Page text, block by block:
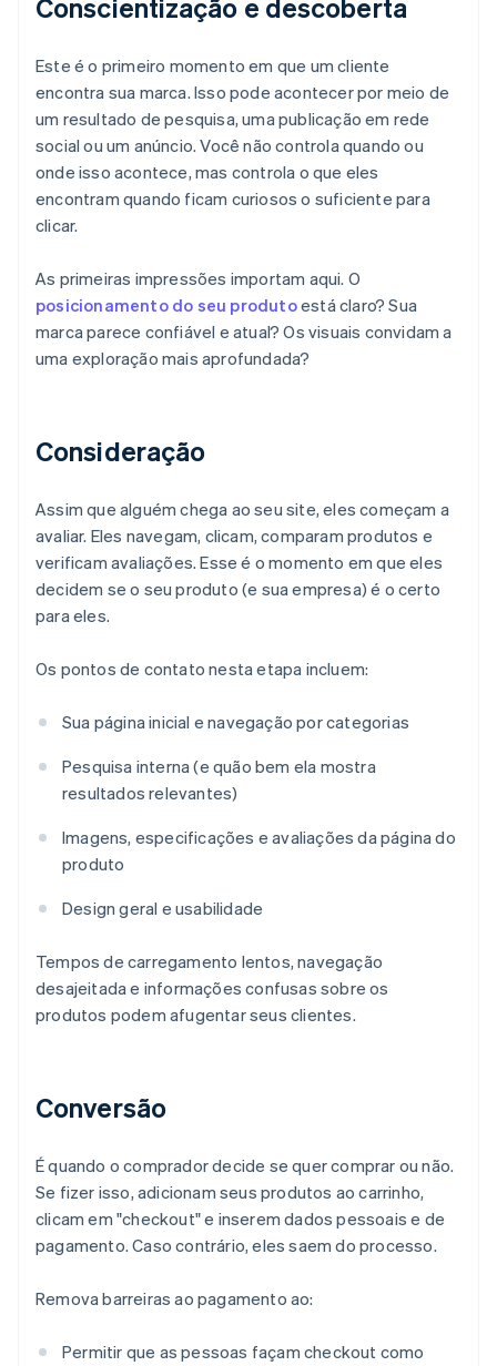
Conscientização e descoberta
Este é o primeiro momento em que um cliente
encontra sua marca. Isso pode acontecer por meio de
um resultado de pesquisa, uma publicação em rede
social ou um anúncio. Você não controla quando ou
onde isso acontece, mas controla o que eles
encontram quando ficam curiosos o suficiente para
clicar.
As primeiras impressões importam aqui. O
posicionamento do seu produtoestá claro? Sua
marca parece confiável e atual? Os visuais convidam a
uma exploração mais aprofundada?
Consideração
Assim que alguém chega ao seu site, eles começam a
avaliar. Eles navegam, clicam, comparam produtos e
verificam avaliações. Esse é o momento em que eles
decidem se o seu produto (e sua empresa) é o certo
para eles.
Os pontos de contato nesta etapa incluem:
Sua página inicial e navegação por categorias
Pesquisa interna (e quão bem ela mostra
resultados relevantes)
Imagens, especificações e avaliações da página do
produto
Design geral e usabilidade
Tempos de carregamento lentos, navegação
desajeitada e informações confusas sobre os
produtos podem afugentar seus clientes.
Conversão
É quando o comprador decide se quer comprar ou não.
Se fizer isso, adicionam seus produtos ao carrinho,
clicam em "checkout" e inserem dados pessoais e de
pagamento. Caso contrário, eles saem do processo.
Remova barreiras ao pagamento ao:
Permitir que as pessoas façam checkout como